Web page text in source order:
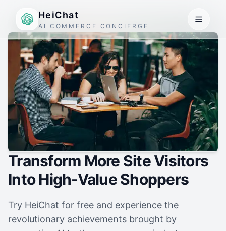
HeiChat
AI COMMERCE CONCIERGE
Transform More Site Visitors
Into High-Value Shoppers
Try HeiChat for free and experience the
revolutionary achievements brought by